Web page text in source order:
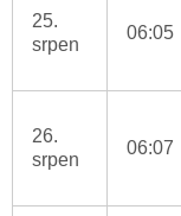
25.
srpen
06:05
26.
srpen
06:07